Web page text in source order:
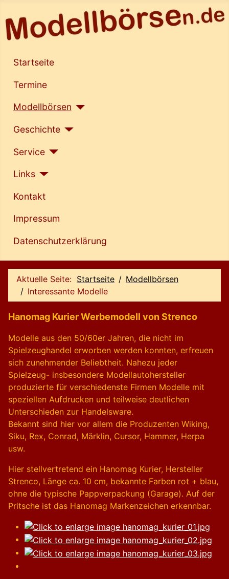
Startseite
Termine
Modellbörsen
Geschichte
Service
Links
Kontakt
Impressum
Datenschutzerklärung
Aktuelle Seite: Startseite
Modellbörsen
Interessante Modelle
Hanomag Kurier Werbemodell von Strenco
Modelle aus den 50/60er Jahren, die nicht im
Spielzeughandel erworben werden konnten, erfreuen
sich zunehmender Beliebtheit. Nahezu jeder
Spielzeug- insbesondere Modellautohersteller
produzierte für verschiedenste Firmen Modelle mit
speziellen Aufdrucken und teilweise deutlichen
Unterschieden zur Handelsware.
Bekannt sind hier vor allem die Produzenten Wiking,
Siku, Rex, Conrad, Märklin, Cursor, Hammer, Herpa
usw.
Hier stellvertretend ein Hanomag Kurier, Hersteller
Strenco, Länge ca. 10 cm, bekannte Farben rot + blau,
ohne die typische Pappverpackung (Garage). Auf der
Pritsche ist das Hanomag Markenzeichen erkennbar.